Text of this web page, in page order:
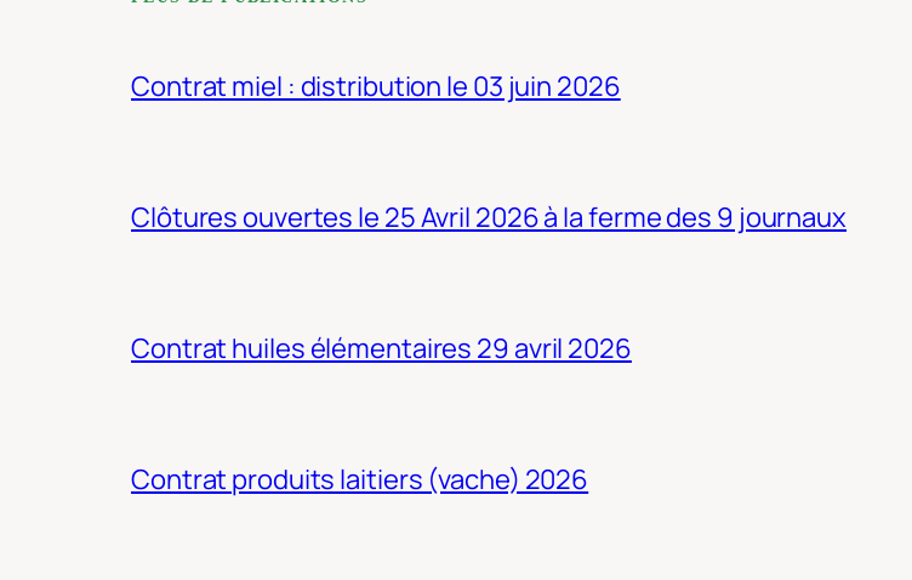
Contrat miel : distribution le 03 juin 2026
Clôtures ouvertes le 25 Avril 2026 à la ferme des 9 journaux
Contrat huiles élémentaires 29 avril 2026
Contrat produits laitiers (vache) 2026